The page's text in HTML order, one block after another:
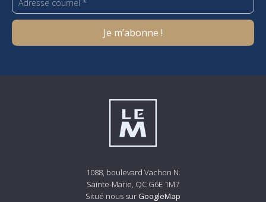
1088, boulevard Vachon N.
Sainte-Marie, QC G6E 1M7
Situé nous sur GoogleMap